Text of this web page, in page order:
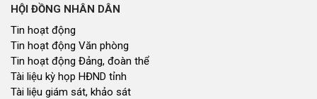
HỘI ĐỒNG NHÂN DÂN
Tin hoạt động
Tin hoạt động Văn phòng
Tin hoạt động Đảng, đoàn thể
Tài liệu kỳ họp HĐND tỉnh
Tài liệu giám sát, khảo sát